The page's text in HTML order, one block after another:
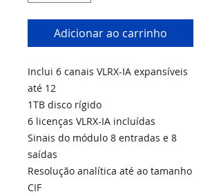
Adicionar ao carrinho
Inclui 6 canais VLRX-IA expansíveis
até 12
1TB disco rígido
6 licenças VLRX-IA incluídas
Sinais do módulo 8 entradas e 8
saídas
Resolução analítica até ao tamanho
CIF